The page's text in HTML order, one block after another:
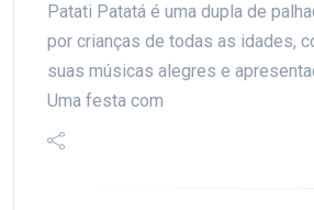
Patati Patatá é uma dupla de
por crianças de todas as idades,
suas músicas alegres e
Uma festa com